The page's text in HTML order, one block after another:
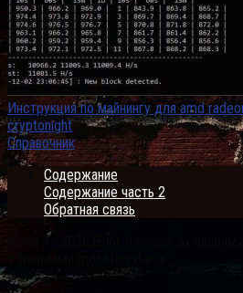
Инструкция по майнингу для amd
cryptonight
Справочник
Содержание
Содержание часть 2
Обратная связь
©2013 - 2026 Блог о вопросах